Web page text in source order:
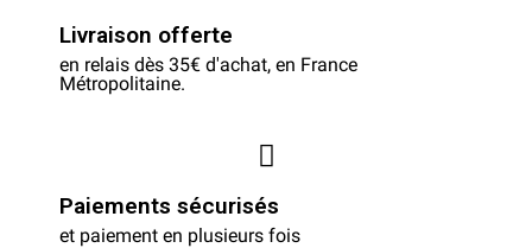
Livraison offerte
en relais dès 35€ d'achat, en France
Métropolitaine.
Paiements sécurisés
et paiement en plusieurs fois